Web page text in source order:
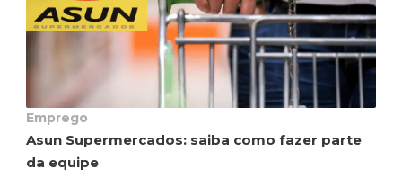
Emprego
Asun Supermercados: saiba como fazer parte
da equipe